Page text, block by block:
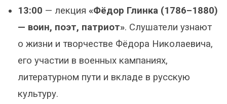
13:00 — лекция «Фёдор Глинка (1786–1880)
— воин, поэт, патриот». Слушатели узнают
о жизни и творчестве Фёдора Николаевича,
его участии в военных кампаниях,
литературном пути и вкладе в русскую
культуру.